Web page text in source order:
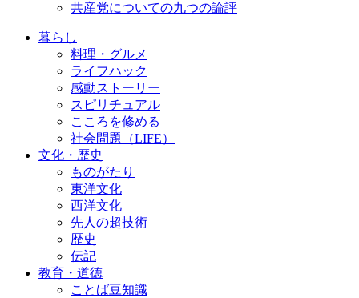
共産党についての九つの論評
暮らし
料理・グルメ
ライフハック
感動ストーリー
スピリチュアル
こころを修める
社会問題（LIFE）
文化・歴史
ものがたり
東洋文化
西洋文化
先人の超技術
歴史
伝記
教育・道徳
ことば豆知識